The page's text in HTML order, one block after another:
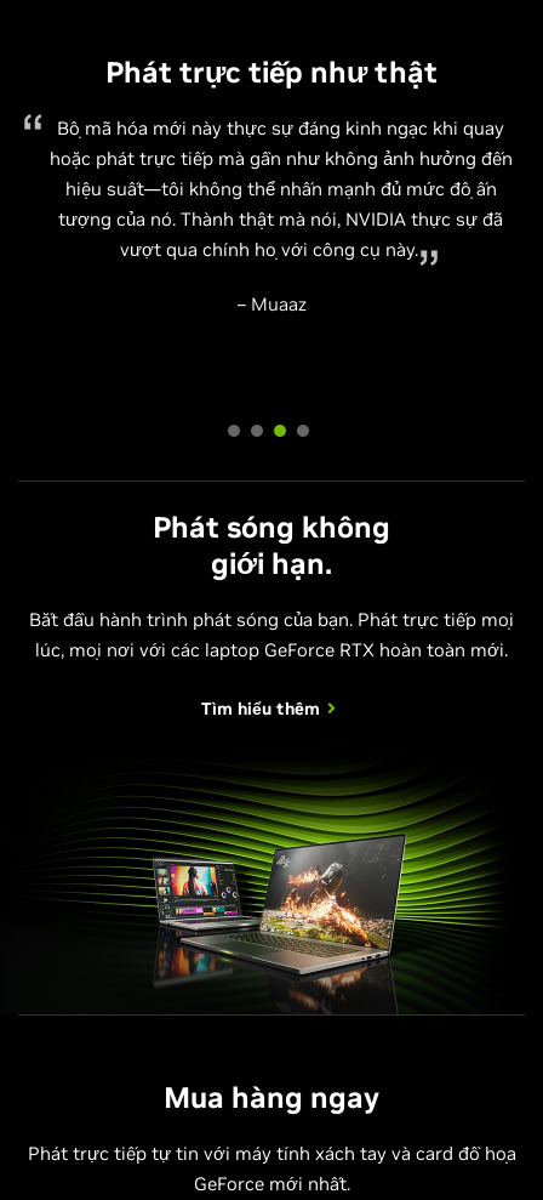
Phát trực tiếp như thật
RTX NVENC của NVIDIA thật sự vượt trội.
— EposVox
Sử dụng GPU RTX của NVIDIA để bổ trợ cho buổi phát
trực tiếp của bạn và giải phóng các nhân trong PC. Một
giải pháp phát trực tiếp và chơi game PC trọn gói tuyệt
vời.
— Swifty
Phát trực tiếp như thật
Bộ mã hóa mới này thực sự đáng kinh ngạc khi quay
hoặc phát trực tiếp mà gần như không ảnh hưởng đến
hiệu suất—tôi không thể nhấn mạnh đủ mức độ ấn
tượng của nó. Thành thật mà nói, NVIDIA thực sự đã
vượt qua chính họ với công cụ này.
– Muaaz
Đây là một bước tiến lớn cho OBS và [NVIDIA], giúp việc
phát trực tiếp chất lượng chuyên nghiệp trở nên dễ dàng
hơn bao giờ hết. Bạn sẽ không cần mua nhiều máy tính
hay lo lắng về việc thiết lập phần cứng âm thanh phức
tạp để mọi thứ vận hành trơn tru.
Phát sóng không
giới hạn.
Bắt đầu hành trình phát sóng của bạn. Phát trực tiếp mọi
lúc, mọi nơi với các laptop GeForce RTX hoàn toàn mới.
Tìm hiểu thêm
Mua hàng ngay
Phát trực tiếp tự tin với máy tính xách tay và card đồ họa
GeForce mới nhất.